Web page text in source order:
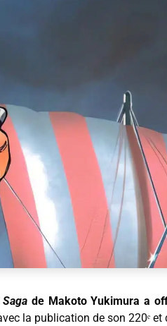
Saga de Makoto Yukimura a
la publication de son 220ᵉ et